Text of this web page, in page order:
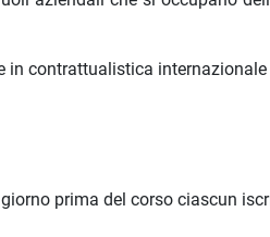
in contrattualistica internazionale
prima del corso ciascun